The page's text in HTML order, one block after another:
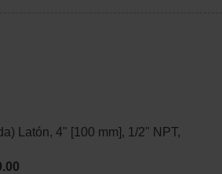
Latón, 4" [100 mm], 1/2" NPT,